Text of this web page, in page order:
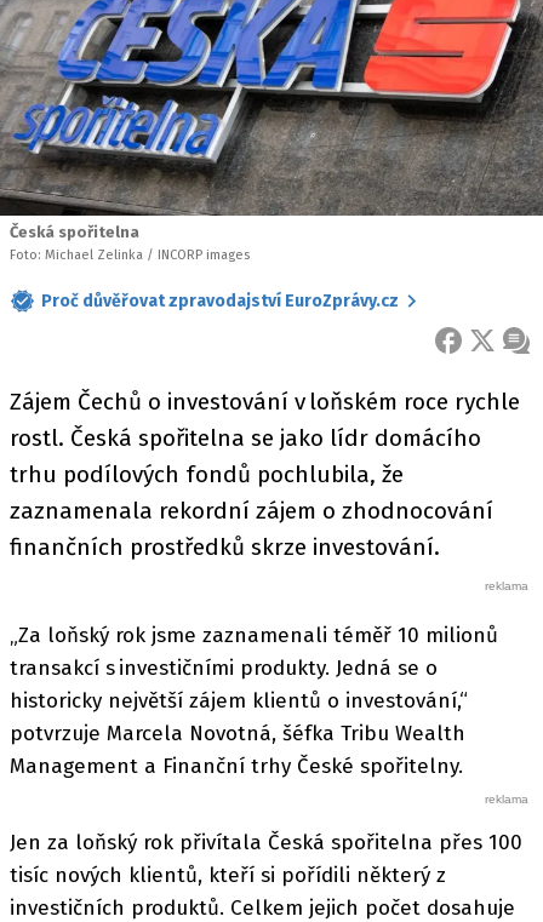
Česká spořitelna
Foto: Michael Zelinka / INCORP images
Proč důvěřovat zpravodajství EuroZprávy.cz
FACEBOOK
X
Zájem Čechů o investování v loňském roce rychle
rostl. Česká spořitelna se jako lídr domácího
trhu podílových fondů pochlubila, že
zaznamenala rekordní zájem o zhodnocování
finančních prostředků skrze investování.
„Za loňský rok jsme zaznamenali téměř 10 milionů
transakcí s investičními produkty. Jedná se o
historicky největší zájem klientů o investování,“
potvrzuje Marcela Novotná, šéfka Tribu Wealth
Management a Finanční trhy České spořitelny.
Jen za loňský rok přivítala Česká spořitelna přes 100
tisíc nových klientů, kteří si pořídili některý z
investičních produktů. Celkem jejich počet dosahuje